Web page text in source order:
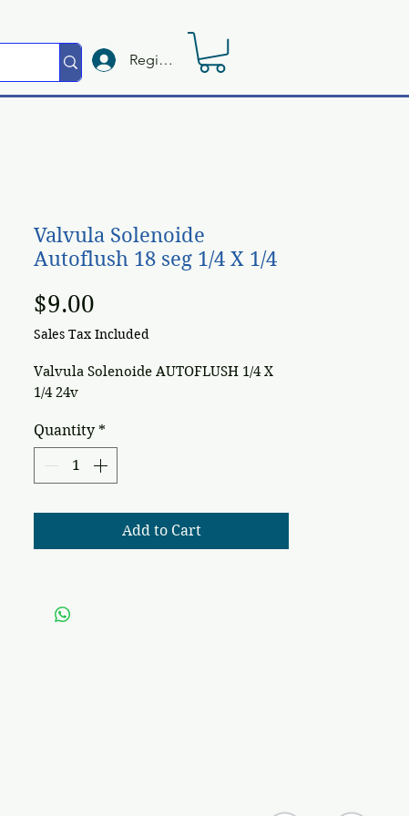
Registrate
Valvula Solenoide
Autoflush 18 seg 1/4 X 1/4
$9.00
Sales Tax Included
Valvula Solenoide AUTOFLUSH 1/4 X
1/4 24v
Quantity *
Add to Cart